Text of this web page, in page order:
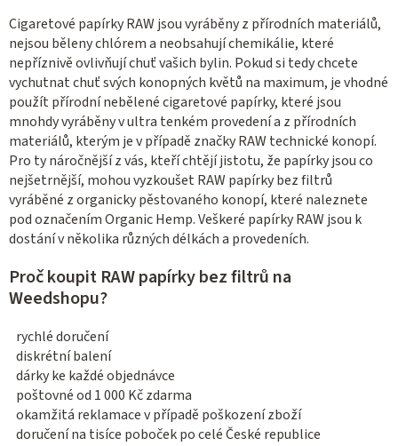
i
s
u
Cigaretové papírky RAW jsou vyráběny z přírodních materiálů,
nejsou běleny chlórem a neobsahují chemikálie, které
nepříznivě ovlivňují chuť vašich bylin. Pokud si tedy chcete
vychutnat chuť svých konopných květů na maximum, je vhodné
použít přírodní nebělené cigaretové papírky, které jsou
mnohdy vyráběny v ultra tenkém provedení a z přírodních
materiálů, kterým je v případě značky RAW technické konopí.
Pro ty náročnější z vás, kteří chtějí jistotu, že papírky jsou co
nejšetrnější, mohou vyzkoušet RAW papírky bez filtrů
vyráběné z organicky pěstovaného konopí, které naleznete
pod označením Organic Hemp. Veškeré papírky RAW jsou k
dostání v několika různých délkách a provedeních.
Proč koupit RAW papírky bez filtrů na
Weedshopu?
rychlé doručení
diskrétní balení
dárky ke každé objednávce
poštovné od 1 000 Kč zdarma
okamžitá reklamace v případě poškození zboží
doručení na tisíce poboček po celé České republice